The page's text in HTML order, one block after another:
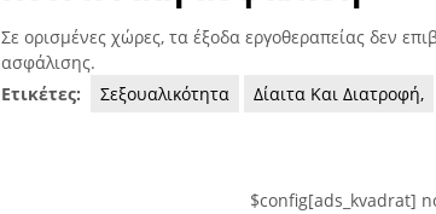
Σε ορισμένες χώρες, τα έξοδα εργοθεραπείας δεν
ασφάλισης.
Ετικέτες:
Σεξουαλικότητα Δίαιτα Και Διατροφή,
$config[ads_kvadrat]